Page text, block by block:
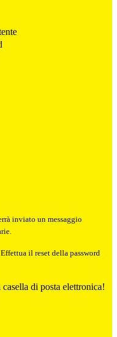
inviato un messaggio
il reset della password
di posta elettronica!